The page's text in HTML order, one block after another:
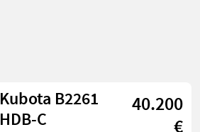
Kubota B2261
HDB-C
40.200
€